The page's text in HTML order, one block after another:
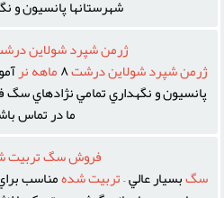
شهرستانها پانسيون و
ژرمن شپرد شولاين
ژرمنشپردشولايندرشت٨ ماههنر
پانسيون و نگهداري تمامي نژادهاي
ما در تماس
فروش سگ تربيت
سگبسيار عالي –تربيتشدهمناسب